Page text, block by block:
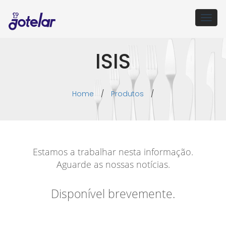
ISIS
Home / Produtos /
Estamos a trabalhar nesta informação.
Aguarde as nossas notícias.
Disponível brevemente.